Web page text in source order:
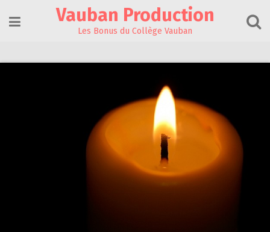
content
Vauban Production
Les Bonus du Collège Vauban